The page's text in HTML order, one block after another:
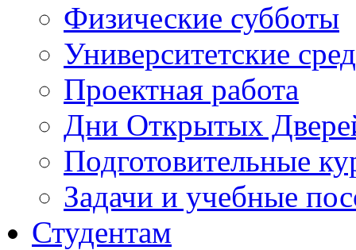
Физические субботы
Университетские
Проектная работа
Дни Открытых
Подготовительные
Задачи и учебные
Студентам